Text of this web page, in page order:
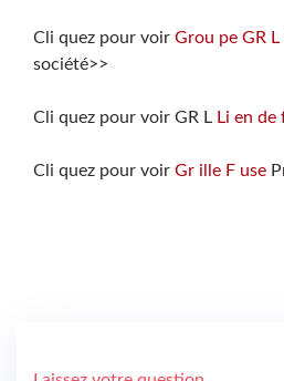
Cli quez pour voir Grou pe GR L
société>>
Cli quez pour voir GR L Li en de
Cli quez pour voir Gr ille F use